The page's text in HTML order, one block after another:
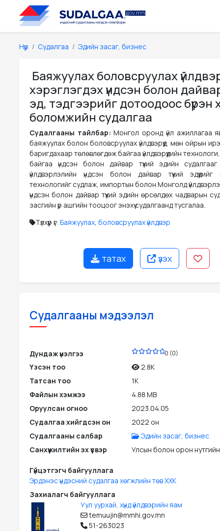
Нүүр Судалгаа Эдийн засаг, бизнес
Баяжуулах боловсруулах
хэрэглэгдэх үндсэн болон дайвар
эд, тэдгээрийг дотоодоос бүрэн
боломжийн судалгаа
Судалгааны тайлбар:Монгол оронд үйл ажиллагаа
баяжуулах болон боловсруулах үйлдвэрүүд, мөн ойрын
баригдахаар төлөвлөгдөж байгаа үйлдвэрүүдийн
байгаа үндсэн болон дайвар түүхий эдийн
үйлдвэрлэлийн үндсэн болон дайвар түүхий
технологийг судлаж, импортын болон Монголд
үндсэн болон дайвар түүхий эдийн өрсөлдөх чадварын
засгийн үр ашгийн тооцоог энэхүү судалгаанд тусгалаа.
Түлхүүр үг: Баяжуулах, боловсруулах үйлдвэр
татах үзэх
Судалгааны мэдээлэл
Дундаж үнэлгээ 0 (0)
Үзсэн тоо
2.8K
Татсан тоо
1K
Файлын хэмжээ
4.88 MB
Оруулсан огноо
2023.04.05
Судалгаа хийгдсэн он
2022 он
Судалгааны салбар
Эдийн засаг, бизнес
Санхүүжилтийн эх үүсвэр
Улсын болон орон
Гүйцэтгэгч байгууллага
Эрдэнэс үндэсний судалгаа хөгжлийн төв ХХК
Захиалагч байгууллага
Уул уурхай, хүнд үйлдвэрийн яам
temuujin@mmhi.gov.mn
51-263023